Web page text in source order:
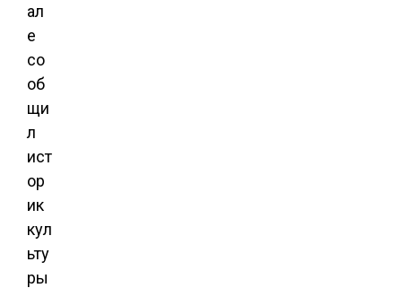
ал
е
со
об
щи
л
ист
ор
ик
кул
ьту
ры